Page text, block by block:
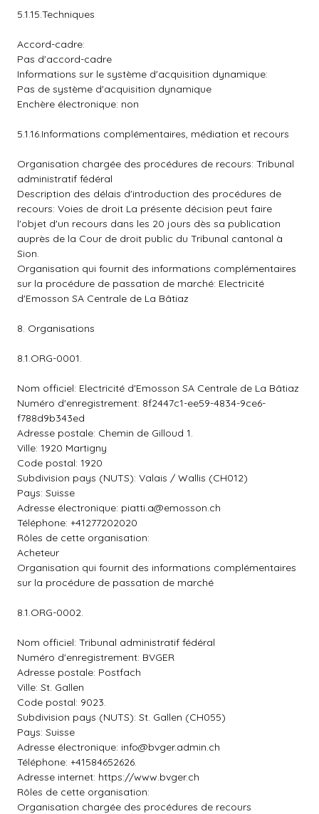
5.1.15.Techniques
Accord-cadre:
Pas d'accord-cadre
Informations sur le système d'acquisition dynamique:
Pas de système d'acquisition dynamique
Enchère électronique: non
5.1.16.Informations complémentaires, médiation et recours
Organisation chargée des procédures de recours: Tribunal
administratif fédéral
Description des délais d'introduction des procédures de
recours: Voies de droit La présente décision peut faire
l'objet d'un recours dans les 20 jours dès sa publication
auprès de la Cour de droit public du Tribunal cantonal à
Sion.
Organisation qui fournit des informations complémentaires
sur la procédure de passation de marché: Electricité
d'Emosson SA Centrale de La Bâtiaz
8. Organisations
8.1.ORG-0001.
Nom officiel: Electricité d'Emosson SA Centrale de La Bâtiaz
Numéro d'enregistrement: 8f2447c1-ee59-4834-9ce6-
f788d9b343ed
Adresse postale: Chemin de Gilloud 1.
Ville: 1920 Martigny
Code postal: 1920
Subdivision pays (NUTS): Valais / Wallis (CH012)
Pays: Suisse
Adresse électronique: piatti.a@emosson.ch
Téléphone: +41277202020
Rôles de cette organisation:
Acheteur
Organisation qui fournit des informations complémentaires
sur la procédure de passation de marché
8.1.ORG-0002.
Nom officiel: Tribunal administratif fédéral
Numéro d'enregistrement: BVGER
Adresse postale: Postfach
Ville: St. Gallen
Code postal: 9023.
Subdivision pays (NUTS): St. Gallen (CH055)
Pays: Suisse
Adresse électronique: info@bvger.admin.ch
Téléphone: +41584652626.
Adresse internet: https://www.bvger.ch
Rôles de cette organisation:
Organisation chargée des procédures de recours